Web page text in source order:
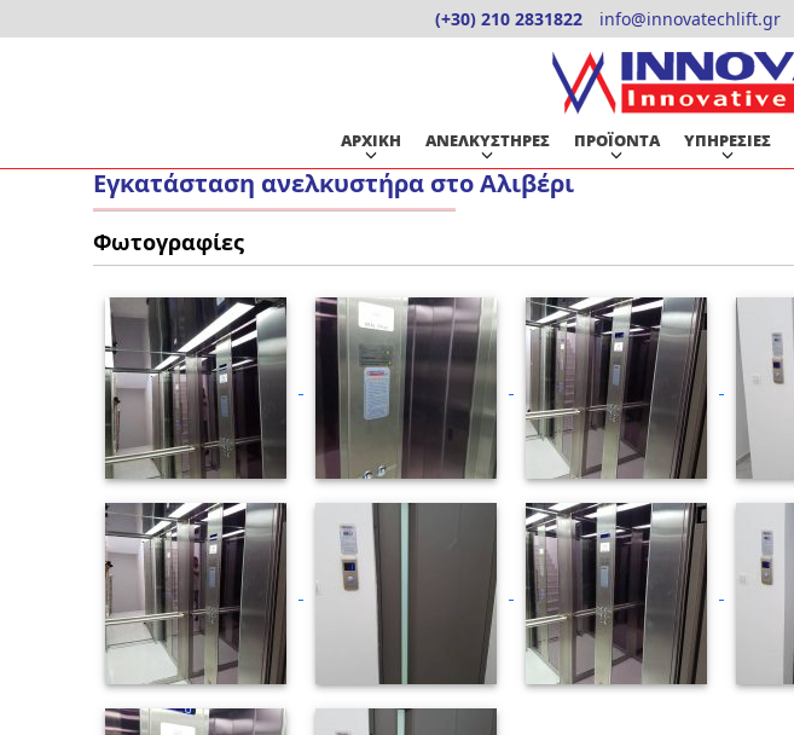
to
(+30) 210 2831822 info@innovatechlift.gr
ΑΡΧΙΚΗ ΑΝΕΛΚΥΣΤΗΡΕΣ ΠΡΟΪΟΝΤΑ ΥΠΗΡΕΣΙΕΣ
Εγκατάσταση ανελκυστήρα στο Αλιβέρι
Φωτογραφίες